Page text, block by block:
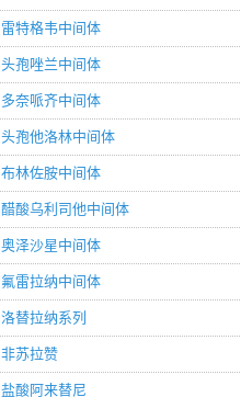
雷特格韦中间体
头孢唑兰中间体
多奈哌齐中间体
头孢他洛林中间体
布林佐胺中间体
醋酸乌利司他中间体
奥泽沙星中间体
氟雷拉纳中间体
洛替拉纳系列
非苏拉赞
盐酸阿来替尼